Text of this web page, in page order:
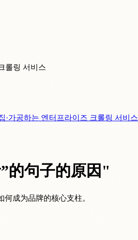
롤링 서비스
·가공하는 엔터프라이즈 크롤링 서비스
的句子的原因"
成为品牌的核心支柱。